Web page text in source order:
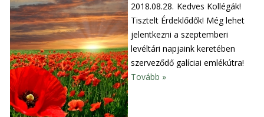
2018.08.28. Kedves Kollégák!
Tisztelt Érdeklődők! Még lehet
jelentkezni a szeptemberi
levéltári napjaink keretében
szerveződő galíciai emlékútra!
Tovább »